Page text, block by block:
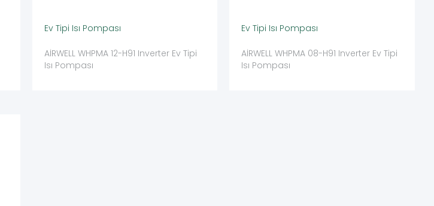
Ev Tipi Isı Pompası
AİRWELL WHPMA 12-H91 Inverter Ev Tipi
Isı Pompası
Ev Tipi Isı Pompası
AİRWELL WHPMA 08-H91 Inverter Ev Tipi
Isı Pompası